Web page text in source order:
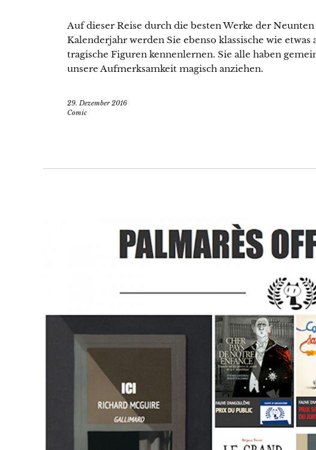
Auf dieser Reise durch die besten Werke der
Kalenderjahr werden Sie ebenso klassische wie
tragische Figuren kennenlernen. Sie alle haben
unsere Aufmerksamkeit magisch anziehen.
29. Dezember 2016
Comic